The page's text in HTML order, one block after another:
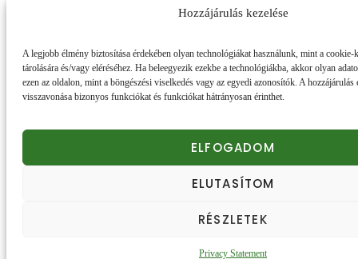
Hozzájárulás kezelése
A legjobb élmény biztosítása érdekében olyan technológiákat használunk, mint a cookie-
tárolására és/vagy eléréséhez. Ha beleegyezik ezekbe a technológiákba, akkor olyan
ezen az oldalon, mint a böngészési viselkedés vagy az egyedi azonosítók. A hozzájárulás
visszavonása bizonyos funkciókat és funkciókat hátrányosan érinthet.
ELFOGADOM
ELUTASÍTOM
RÉSZLETEK
Privacy Statement
Honlapunk sütiket (cookie) használ.Részletek